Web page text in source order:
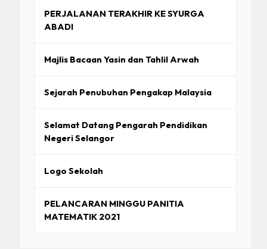
PERJALANAN TERAKHIR KE SYURGA
ABADI
Majlis Bacaan Yasin dan Tahlil Arwah
Sejarah Penubuhan Pengakap Malaysia
Selamat Datang Pengarah Pendidikan
Negeri Selangor
Logo Sekolah
PELANCARAN MINGGU PANITIA
MATEMATIK 2021